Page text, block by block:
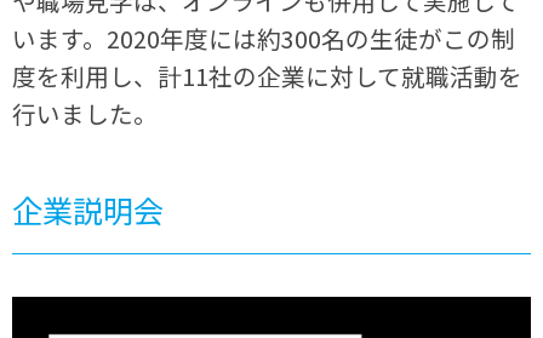
います。2020年度には約300名の生徒がこの制
度を利用し、計11社の企業に対して就職活動を
行いました。
企業説明会